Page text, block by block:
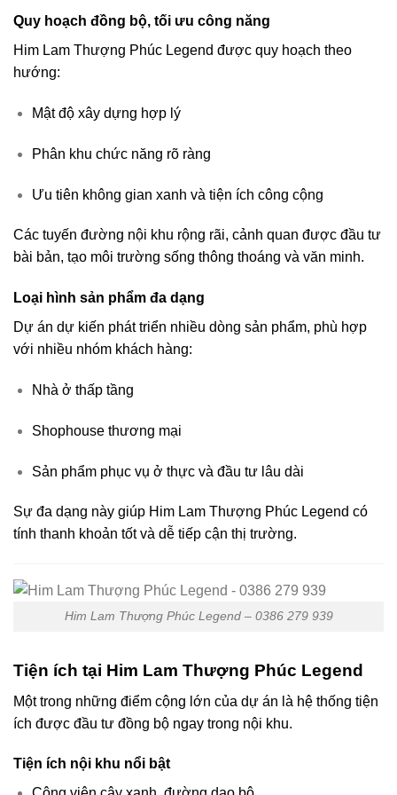
Quy hoạch đồng bộ, tối ưu công năng
Him Lam Thượng Phúc Legend được quy hoạch theo
hướng:
Mật độ xây dựng hợp lý
Phân khu chức năng rõ ràng
Ưu tiên không gian xanh và tiện ích công cộng
Các tuyến đường nội khu rộng rãi, cảnh quan được đầu tư
bài bản, tạo môi trường sống thông thoáng và văn minh.
Loại hình sản phẩm đa dạng
Dự án dự kiến phát triển nhiều dòng sản phẩm, phù hợp
với nhiều nhóm khách hàng:
Nhà ở thấp tầng
Shophouse thương mại
Sản phẩm phục vụ ở thực và đầu tư lâu dài
Sự đa dạng này giúp Him Lam Thượng Phúc Legend có
tính thanh khoản tốt và dễ tiếp cận thị trường.
Him Lam Thượng Phúc Legend – 0386 279 939
Tiện ích tại Him Lam Thượng Phúc Legend
Một trong những điểm cộng lớn của dự án là hệ thống tiện
ích được đầu tư đồng bộ ngay trong nội khu.
Tiện ích nội khu nổi bật